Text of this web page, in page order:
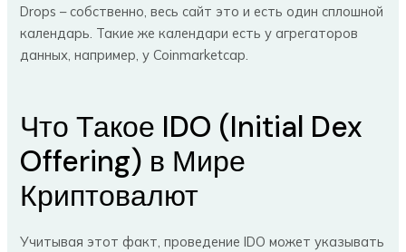
Drops – собственно, весь сайт это и есть один сплошной
календарь. Такие же календари есть у агрегаторов
данных, например, у Coinmarketcap.
Что Такое IDO (Initial Dex
Offering) в Мире
Криптовалют
Учитывая этот факт, проведение IDO может указывать